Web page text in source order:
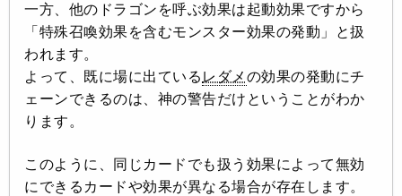
一方、他のドラゴンを呼ぶ効果は起動効果ですから
「特殊召喚効果を含むモンスター効果の発動」と扱
われます。
よって、既に場に出ている レダメ の効果の発動にチ
ェーンできるのは、神の警告だけということがわか
ります。
このように、同じカードでも扱う効果によって無効
にできるカードや効果が異なる場合が存在します。